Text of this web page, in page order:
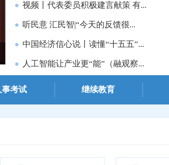
视频丨代表委员积极建言献策 有...
听民意 汇民智|“今天的反馈很...
中国经济信心说丨读懂“十五五”...
人工智能让产业更“能”（融观察...
事考试 继续教育